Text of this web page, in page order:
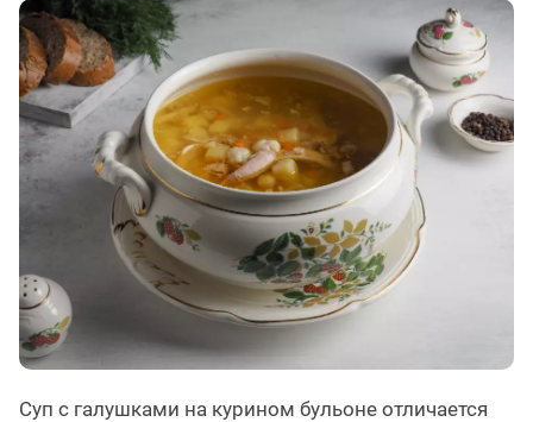
Суп с галушками на курином бульоне отличается